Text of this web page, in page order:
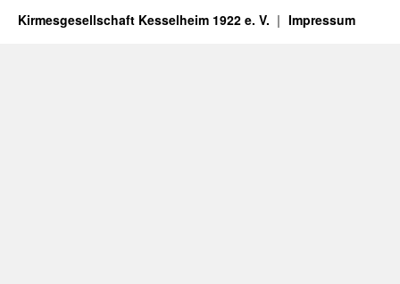
Kirmesgesellschaft Kesselheim 1922 e. V. Impressum